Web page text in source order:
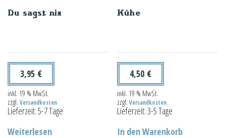
Du sagst nix
3,95 €
inkl. 19 % MwSt.
zzgl. Versandkosten
Lieferzeit:5-7 Tage
Weiterlesen
Kühe
4,50 €
inkl. 19 % MwSt.
zzgl.Versandkosten
Lieferzeit:3-5 Tage
In den Warenkorb